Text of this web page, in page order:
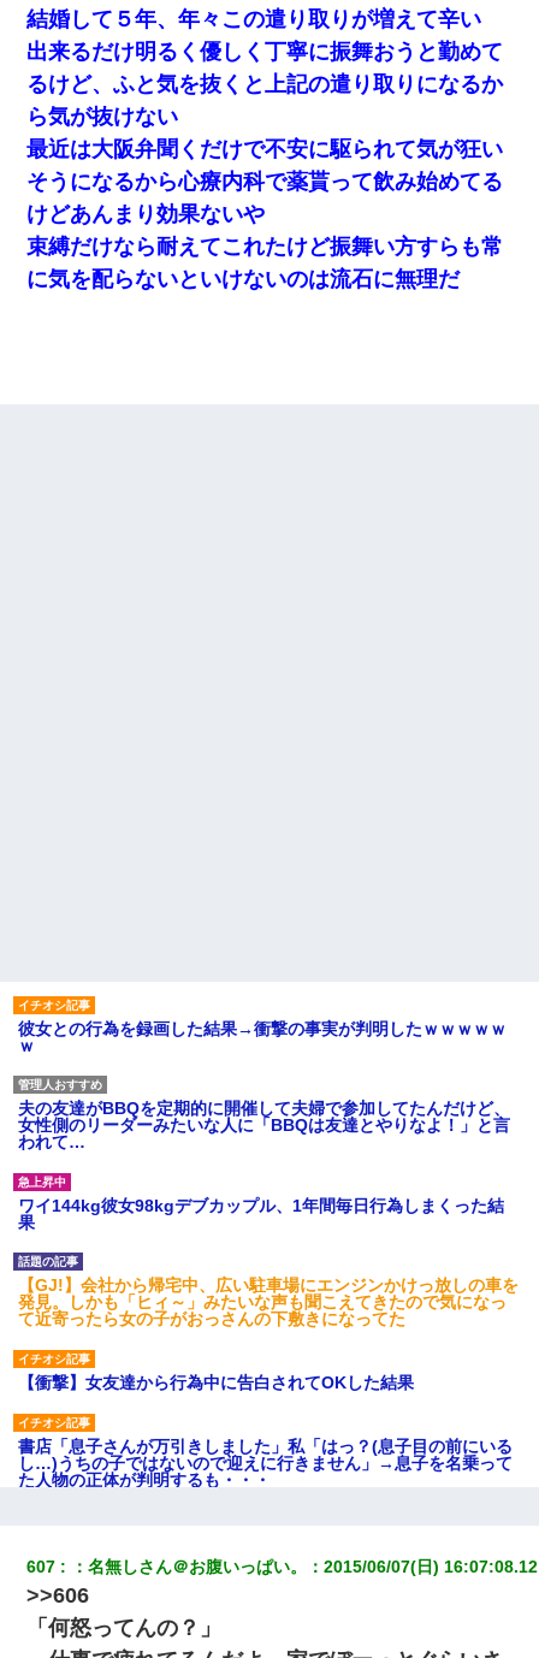
結婚して５年、年々この遣り取りが増えて辛い
出来るだけ明るく優しく丁寧に振舞おうと勤めて
るけど、ふと気を抜くと上記の遣り取りになるか
ら気が抜けない
最近は大阪弁聞くだけで不安に駆られて気が狂い
そうになるから心療内科で薬貰って飲み始めてる
けどあんまり効果ないや
束縛だけなら耐えてこれたけど振舞い方すらも常
に気を配らないといけないのは流石に無理だ
彼女との行為を録画した結果→衝撃の事実が判明したｗｗｗｗｗ
ｗ
夫の友達がBBQを定期的に開催して夫婦で参加してたんだけど、
女性側のリーダーみたいな人に「BBQは友達とやりなよ！」と言
われて…
ワイ144kg彼女98kgデブカップル、1年間毎日行為しまくった結
果
【GJ!】会社から帰宅中、広い駐車場にエンジンかけっ放しの車を
発見。しかも「ヒィ～」みたいな声も聞こえてきたので気になっ
て近寄ったら女の子がおっさんの下敷きになってた
【衝撃】女友達から行為中に告白されてOKした結果
書店「息子さんが万引きしました」私「はっ？(息子目の前にいる
し…)うちの子ではないので迎えに行きません」→息子を名乗って
た人物の正体が判明するも・・・
い」→離婚後、娘と実家で生活してると…
高1のとき男に襲われ、不妊の叔母に頼まれて出産。→叔母夫婦が
養子縁組してアメリカに子供を連れ帰った。→9・11で叔母夫婦が
607 ：名無しさん＠お腹いっぱい。 ：2015/06/07(日)
>>606
「何怒ってんの？」